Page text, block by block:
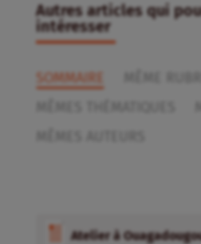
Autres articles qui
intéresser
SOMMAIRE
Atelier à